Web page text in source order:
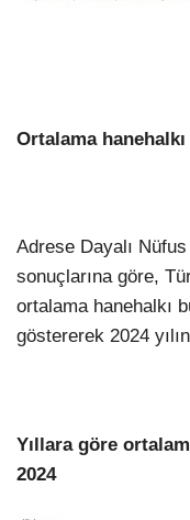
Ortalama
Adrese Dayalı
sonuçlarına göre,
ortalama hanehalkı
göstererek 2024
Yıllara göre
2024